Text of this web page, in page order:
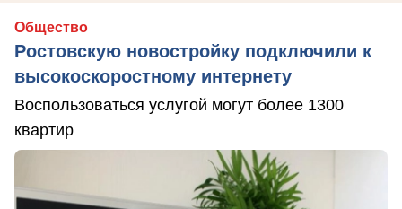
Общество
Ростовскую новостройку подключили к
высокоскоростному интернету
Воспользоваться услугой могут более 1300
квартир